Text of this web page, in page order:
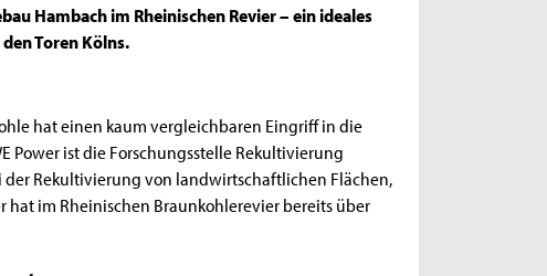
Hambach im Rheinischen Revier – ein ideales
Toren Kölns.
hat einen kaum vergleichbaren Eingriff in die
Power ist die Forschungsstelle Rekultivierung
Rekultivierung von landwirtschaftlichen Flächen,
hat im Rheinischen Braunkohlerevier bereits über